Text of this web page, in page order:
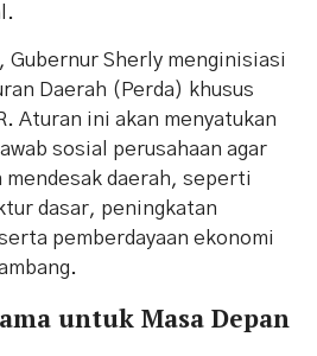
Gubernur Sherly menginisiasi
Daerah (Perda) khusus
Aturan ini akan menyatukan
sosial perusahaan agar
mendesak daerah, seperti
dasar, peningkatan
pemberdayaan ekonomi
untuk Masa Depan